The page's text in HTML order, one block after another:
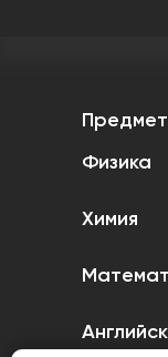
Физика
Химия